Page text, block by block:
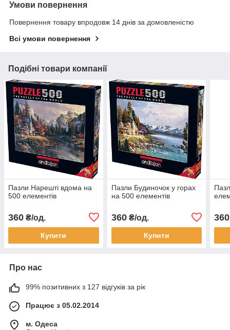
Умови повернення
Повернення товару впродовж 14 днів за домовленістю
Всі умови повернення
Подібні товари компанії
Пазли Нарешті вдома на
500 елементів
360 ₴/од.
Купити
Пазли Будиночок у горах
на 500 елементів
360₴/од.
Купити
360
Про нас
99% позитивних з 127 відгуків за рік
Працює з 05.02.2014
м. Одеса